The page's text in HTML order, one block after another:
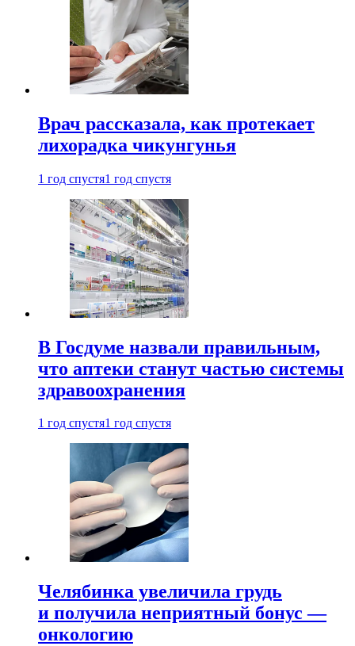
Врач рассказала, как протекает
лихорадка чикунгунья
1 год спустя1 год спустя
В Госдуме назвали правильным,
что аптеки станут частью системы
здравоохранения
1 год спустя1 год спустя
Челябинка увеличила грудь
и получила неприятный бонус —
онкологию